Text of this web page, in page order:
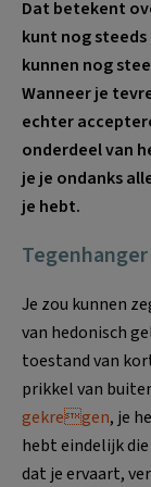
Dat betekent
kunt nog
kunnen nog
Wanneer je
echter
onderdeel van
je je ondanks
je hebt.
Je zou kunnen
van hedonisch
toestand van
prikkel van
gekregen, je
hebt eindelijk
dat je ervaart,